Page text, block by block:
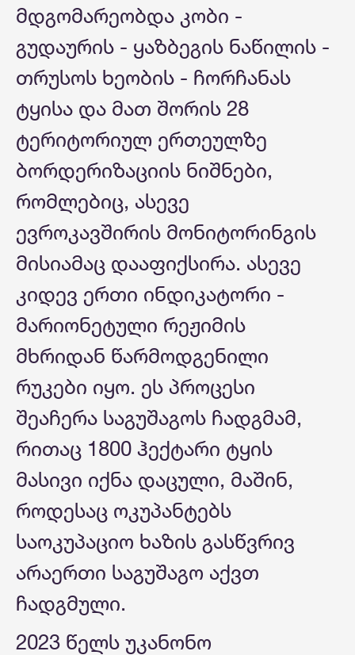
მდგომარეობდა კობი -
გუდაურის - ყაზბეგის ნაწილის -
თრუსოს ხეობის - ჩორჩანას
ტყისა და მათ შორის 28
ტერიტორიულ ერთეულზე
ბორდერიზაციის ნიშნები,
რომლებიც, ასევე
ევროკავშირის მონიტორინგის
მისიამაც დააფიქსირა. ასევე
კიდევ ერთი ინდიკატორი -
მარიონეტული რეჟიმის
მხრიდან წარმოდგენილი
რუკები იყო. ეს პროცესი
შეაჩერა საგუშაგოს ჩადგმამ,
რითაც 1800 ჰექტარი ტყის
მასივი იქნა დაცული, მაშინ,
როდესაც ოკუპანტებს
საოკუპაციო ხაზის გასწვრივ
არაერთი საგუშაგო აქვთ
ჩადგმული.
2023 წელს უკანონო